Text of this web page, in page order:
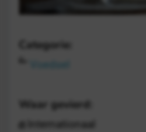
Categorie:
Waar gevierd:
Internationaal